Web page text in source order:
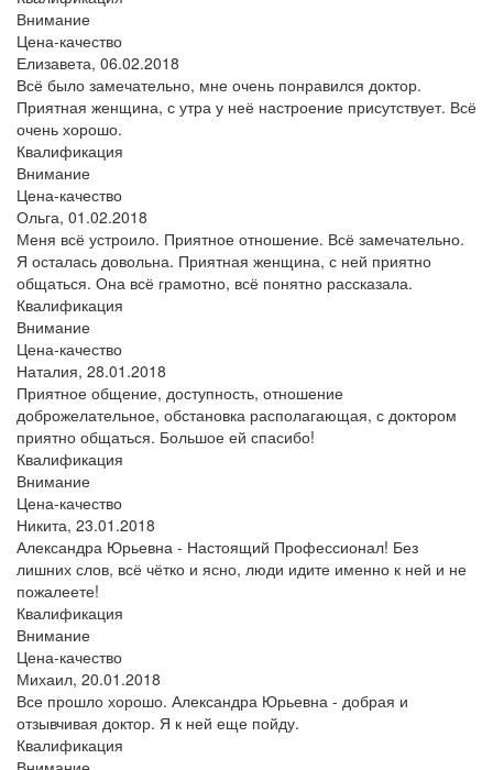
Внимание
Цена-качество
Елизавета, 06.02.2018
Всё было замечательно, мне очень понравился доктор.
Приятная женщина, с утра у неё настроение присутствует. Всё
очень хорошо.
Квалификация
Внимание
Цена-качество
Ольга, 01.02.2018
Меня всё устроило. Приятное отношение. Всё замечательно.
Я осталась довольна. Приятная женщина, с ней приятно
общаться. Она всё грамотно, всё понятно рассказала.
Квалификация
Внимание
Цена-качество
Наталия, 28.01.2018
Приятное общение, доступность, отношение
доброжелательное, обстановка располагающая, с доктором
приятно общаться. Большое ей спасибо!
Квалификация
Внимание
Цена-качество
Никита, 23.01.2018
Александра Юрьевна - Настоящий Профессионал! Без
лишних слов, всё чётко и ясно, люди идите именно к ней и не
пожалеете!
Квалификация
Внимание
Цена-качество
Михаил, 20.01.2018
Все прошло хорошо. Александра Юрьевна - добрая и
отзывчивая доктор. Я к ней еще пойду.
Квалификация